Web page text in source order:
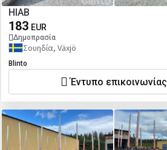
HIAB
183 EUR
Δημοπρασία
Σουηδία, Växjö
Blinto
Έντυπο επικοινωνίας